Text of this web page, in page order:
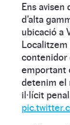
Ens avisen
d’alta
ubicació a
Localitzem
contenidor
emportant
detenim el
il·lícit